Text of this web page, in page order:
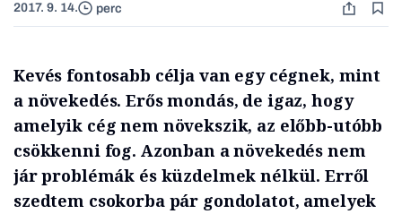
2017. 9. 14. perc
Kevés fontosabb célja van egy cégnek, mint
a növekedés. Erős mondás, de igaz, hogy
amelyik cég nem növekszik, az előbb-utóbb
csökkenni fog. Azonban a növekedés nem
jár problémák és küzdelmek nélkül. Erről
szedtem csokorba pár gondolatot, amelyek